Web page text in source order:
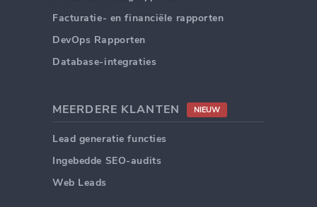
Facturatie- en financiële rapporten
DevOps Rapporten
Database-integraties
MEERDERE KLANTEN NIEUW
Lead generatie functies
Ingebedde SEO-audits
Web Leads